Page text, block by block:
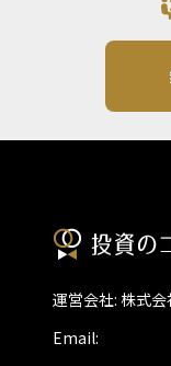
運営会社: 株式
Email: